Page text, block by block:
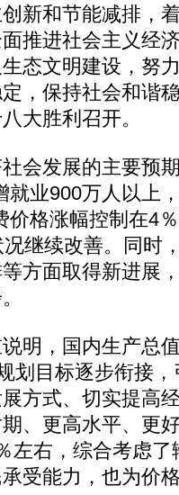
新和节能减排，
推进社会主义经
态文明建设，努
，保持社会和谐
大胜利召开。
发展的主要预
就业900万人以上
价格涨幅控制在4
继续改善。同时
方面取得新进展
，国内生产总
划目标逐步衔接
方式、切实提高
、更高水平、更
左右，综合考虑
受能力，也为价